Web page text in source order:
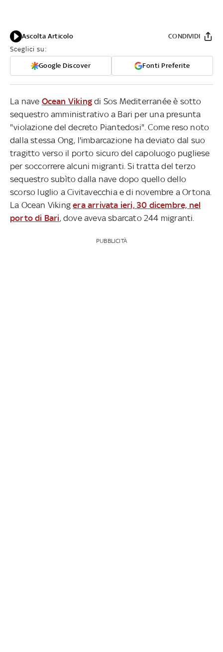
Ascolta Articolo
Sceglici su:
Google Discover Fonti Preferite
CONDIVIDI
La nave Ocean Viking di Sos Mediterranée è sotto
sequestro amministrativo a Bari per una presunta
"violazione del decreto Piantedosi". Come reso noto
dalla stessa Ong, l'imbarcazione ha deviato dal suo
tragitto verso il porto sicuro del capoluogo pugliese
per soccorrere alcuni migranti. Si tratta del terzo
sequestro subìto dalla nave dopo quello dello
scorso luglio a Civitavecchia e di novembre a Ortona.
La Ocean Vikingera arrivata ieri, 30 dicembre, nel
porto di Bari, dove aveva sbarcato 244 migranti.
PUBBLICITÀ